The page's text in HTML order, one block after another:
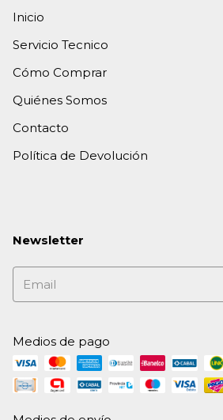
Inicio
Servicio Tecnico
Cómo Comprar
Quiénes Somos
Contacto
Política de Devolución
Newsletter
Medios de pago